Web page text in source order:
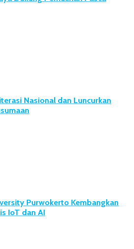
Nasional dan Luncurkan
Purwokerto Kembangkan
IoT dan AI